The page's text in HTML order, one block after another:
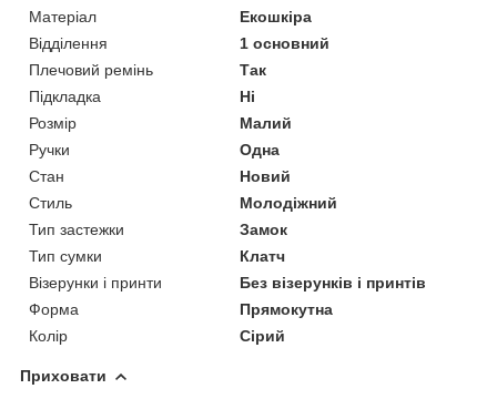
Матеріал
Екошкіра
Відділення
1 основний
Плечовий ремінь
Так
Підкладка
Ні
Розмір
Малий
Ручки
Одна
Стан
Новий
Стиль
Молодіжний
Тип застежки
Замок
Тип сумки
Клатч
Візерунки і принти
Без візерунків і принтів
Форма
Прямокутна
Колір
Сірий
Приховати